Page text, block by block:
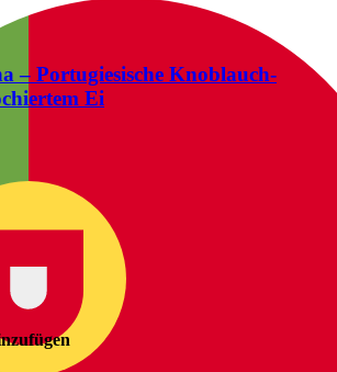
– Portugiesische Knoblauch-
Ei